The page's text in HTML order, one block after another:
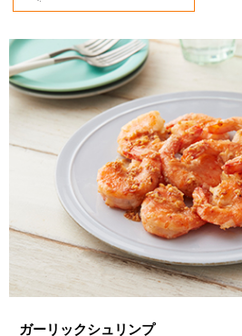
ガーリックシュリンプ